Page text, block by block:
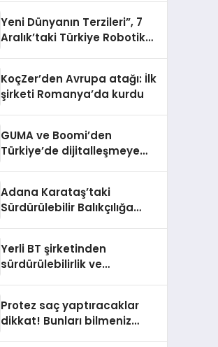
Yeni Dünyanın Terzileri”, 7
Aralık’taki Türkiye Robotik
KoçZer’den Avrupa atağı: İlk
şirketi Romanya’da kurdu
GUMA ve Boomi’den
Türkiye’de dijitalleşmeye
Adana Karataş’taki
Sürdürülebilir Balıkçılığa
Yerli BT şirketinden
sürdürülebilirlik ve
Protez saç yaptıracaklar
dikkat! Bunları bilmeniz